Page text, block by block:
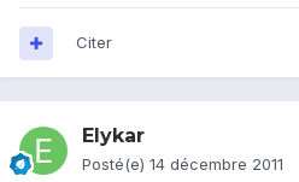
Citer
Elykar
Posté(e) 14 décembre 2011